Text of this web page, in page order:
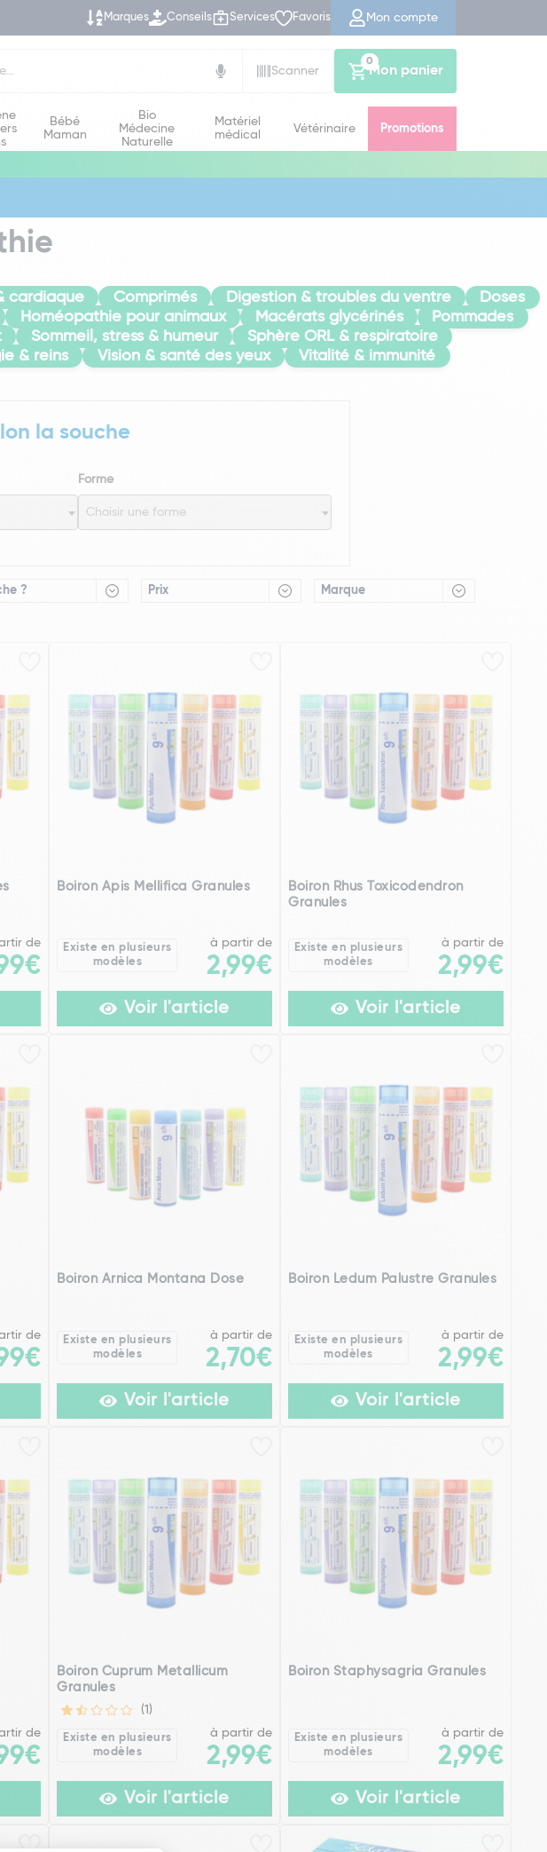
Marques Conseils Services Favoris Mon compte
Scanner
Mon panier
0
Bébé
Maman
Bio
Médecine
Naturelle
Matériel
médical
Vétérinaire Promotions
cardiaque Comprimés Digestion & troubles du ventre
Doses
Homéopathie pour animaux Macérats glycérinés
Pommades
Sommeil, stress & humeur
Sphère ORL & respiratoire
& reins Vision & santé des yeux Vitalité & immunité
la souche
Forme
Choisir une forme
? Prix Marque
de
Boiron Apis Mellifica Granules
Existe en plusieurs
modèles
à partir de
2,99€
Voir l'article
Boiron Rhus Toxicodendron
Granules
Existe en plusieurs
modèles
à partir de
2,99€
Voir l'article
de
Boiron Arnica Montana Dose
Existe en plusieurs
modèles
à partir de
2,70€
Voir l'article
Boiron Ledum Palustre Granules
Existe en plusieurs
modèles
à partir de
2,99€
Voir l'article
de
Boiron Cuprum Metallicum
Granules
(1)
Existe en plusieurs
modèles
à partir de
2,99€
Voir l'article
Boiron Staphysagria Granules
Existe en plusieurs
modèles
à partir de
2,99€
Voir l'article